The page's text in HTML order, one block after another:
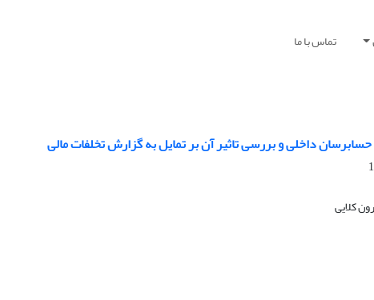
تماس با ما
داخلی و بررسی تاثیر آن بر تمایل به گزارش تخلفات مالی
کلایی